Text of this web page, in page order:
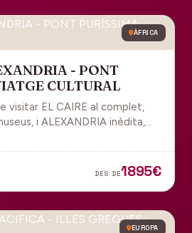
ÀFRICA
- PONT
CULTURAL
visitar EL CAIRE al complet,
i ALEXANDRIA inèdita,
DES DE1895€
EUROPA